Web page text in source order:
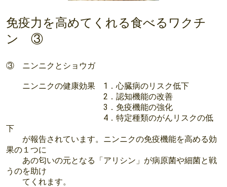
免疫力を高めてくれる食べるワクチ
ン ③
③ ニンニクとショウガ
ニンニクの健康効果 1．心臓病のリスク低下
2．認知機能の改善
3．免疫機能の強化
4．特定種類のがんリスクの低
下
が報告されています。ニンニクの免疫機能を高める効
果の１つに
あの匂いの元となる「アリシン」が病原菌や細菌と戦
うのを助け
てくれます。